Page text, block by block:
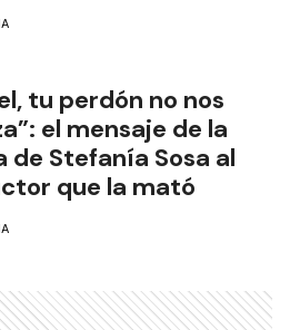
tu perdón no nos
el mensaje de la
de Stefanía Sosa al
que la mató